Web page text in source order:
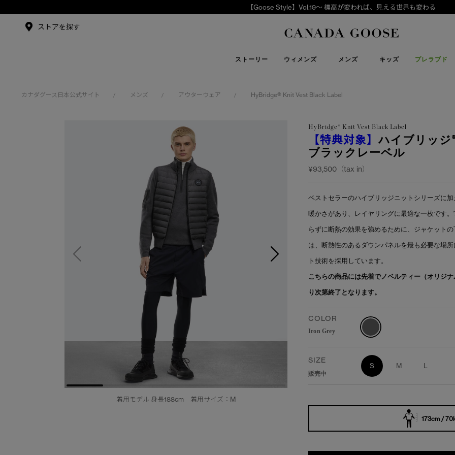
【Goose Style】Vol.19～ 標高が変われば、見える世界も変わる
Canada Goose
ストーリー
アンバサダー
ウィメンズ メンズ キッズ プレラブド
下取り申請
ストアを探す
カナダグース日本公式サイト / メンズ / アウターウェア / HyBridge® Knit Vest Black Label
着用モデル 身長188cm 着用サイズ：M
HyBridge® Knit Vest Black Label
【特典対象】ハイブリッジ
ブラックレーベル
¥93,500（tax in）
ベストセラーのハイブリッジニットシリーズに
暖かさがあり、レイヤリングに最適な一枚です
らずに断熱の効果を強めるために、ジャケット
は、断熱性のあるダウンパネルを最も必要な場
ト技術を採用しています。
こちらの商品には先着でノベルティー（オリジ
り次第終了となります。
COLOR
Iron Grey
SIZE
販売中
S M L
173cm /